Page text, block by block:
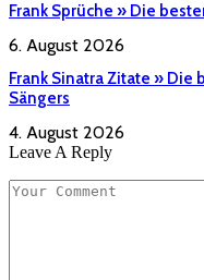
Frank Sprüche » Die
6. August 2026
Frank Sinatra Zitate »
Sängers
4. August 2026
Leave A Reply